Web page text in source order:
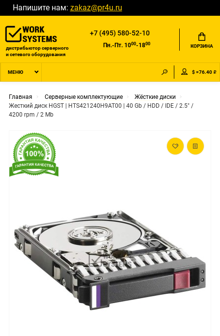
Напишите нам: zakaz@pr4u.ru
дистрибьютор серверного
и сетевого оборудования
+7 (495) 580-52-10
Пн.-Пт. 1000-1800 КОРЗИНА
МЕНЮ $ =76.40 ₽
Главная Серверные комплектующие
Жёсткие диски
Жесткий диск HGST | HTS421240H9AT00 | 40 Gb / HDD / IDE / 2.5" /
4200 rpm / 2 Mb